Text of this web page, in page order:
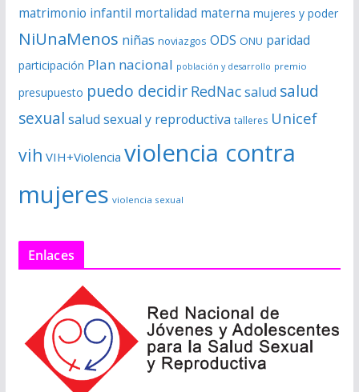
matrimonio infantil mortalidad materna mujeres y poder
NiUnaMenos niñas noviazgos ODS ONU paridad
participación Plan nacional población y desarrollo premio
presupuesto puedo decidir RedNacsalud salud
sexual salud sexual y reproductiva talleres Unicef
vih VIH+Violencia violencia contra
mujeres violencia sexual
Enlaces